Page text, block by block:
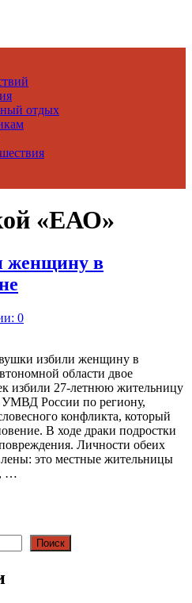
отдых
«ЕАО»
женщину в
0
избили женщину в
области двое
избили 27-летнюю жительницу
России по региону,
конфликта, который
В ходе драки подростки
Личности обеих
это местные жительницы
…
Поиск